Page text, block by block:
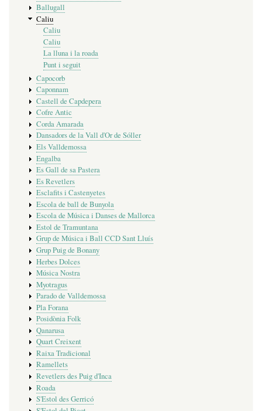
Ballugall
Caliu
Caliu
Caliu
La lluna i la roada
Punt i seguit
Capocorb
Caponnam
Castell de Capdepera
Cofre Antic
Corda Amarada
Dansadors de la Vall d'Or de Sóller
Els Valldemossa
Engalba
Es Gall de sa Pastera
Es Revetlers
Esclafits i Castenyetes
Escola de ball de Bunyola
Escola de Música i Danses de Mallorca
Estol de Tramuntana
Grup de Música i Ball CCD Sant Lluís
Grup Puig de Bonany
Herbes Dolces
Música Nostra
Myotragus
Parado de Valldemossa
Pla Forana
Posidònia Folk
Qanarusa
Quart Creixent
Raixa Tradicional
Ramellets
Revetlers des Puig d'Inca
Roada
S'Estol des Gerricó